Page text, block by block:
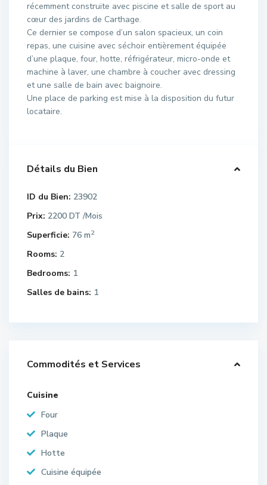
récemment construite avec piscine et salle de sport au
cœur des jardins de Carthage.
Ce dernier se compose d’un salon spacieux, un coin
repas, une cuisine avec séchoir entièrement équipée
d’une plaque, four, hotte, réfrigérateur, micro-onde et
machine à laver, une chambre à coucher avec dressing
et une salle de bain avec baignoire.
Une place de parking est mise à la disposition du futur
locataire.
Détails du Bien
ID du Bien: 23902
Prix: 2200 DT /Mois
Superficie: 76 m2
Rooms: 2
Bedrooms: 1
Salles de bains: 1
Commodités et Services
Cuisine
Four
Plaque
Hotte
Cuisine équipée